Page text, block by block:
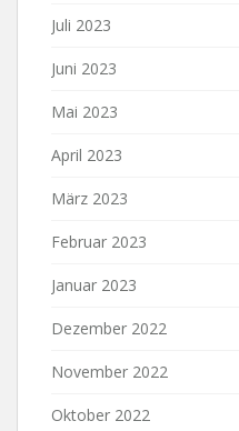
Juli 2023
Juni 2023
Mai 2023
April 2023
März 2023
Februar 2023
Januar 2023
Dezember 2022
November 2022
Oktober 2022